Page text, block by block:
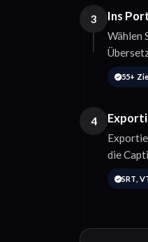
3 Ins
Wählen
55+
4
die
SRT,